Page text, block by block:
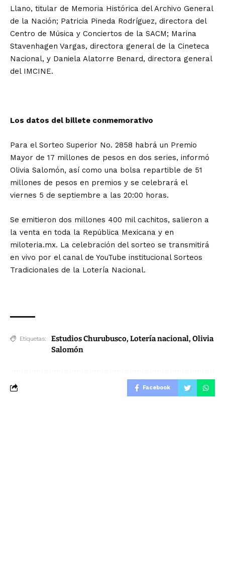
Llano, titular de Memoria Histórica del Archivo General
de la Nación; Patricia Pineda Rodríguez, directora del
Centro de Música y Conciertos de la SACM; Marina
Stavenhagen Vargas, directora general de la Cineteca
Nacional, y Daniela Alatorre Benard, directora general
del IMCINE.
Los datos del billete conmemorativo
Para el Sorteo Superior No. 2858 habrá un Premio
Mayor de 17 millones de pesos en dos series, informó
Olivia Salomón, así como una bolsa repartible de 51
millones de pesos en premios y se celebrará el
viernes 5 de septiembre a las 20:00 horas.
Se emitieron dos millones 400 mil cachitos, salieron a
la venta en toda la República Mexicana y en
miloteria.mx. La celebración del sorteo se transmitirá
en vivo por el canal de YouTube institucional Sorteos
Tradicionales de la Lotería Nacional.
Etiquetas: Estudios Churubusco, Lotería nacional, Olivia
Salomón
Facebook